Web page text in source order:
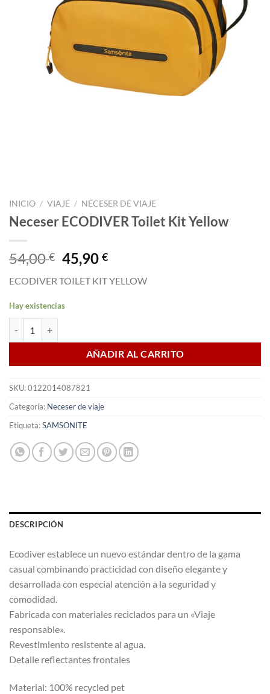
INICIO / VIAJE / NECESER DE VIAJE
Neceser ECODIVER Toilet Kit Yellow
54,00€ El
precio
original
era:
45,90€El
actual
ECODIVER TOILET KIT YELLOW
Hay existencias
AÑADIR AL CARRITO
SKU:0122014087821
Categoría: Neceser de viaje
Etiqueta:SAMSONITE
DESCRIPCIÓN
Ecodiver establece un nuevo estándar dentro de la gama
casual combinando practicidad con diseño elegante y
desarrollada con especial atención a la seguridad y
comodidad.
Fabricada con materiales reciclados para un «Viaje
responsable».
Revestimiento resistente al agua.
Detalle reflectantes frontales
Material: 100% recycled pet